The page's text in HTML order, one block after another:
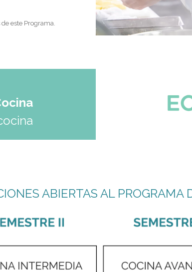
este Programa.
ABIERTAS AL PROGRAMA